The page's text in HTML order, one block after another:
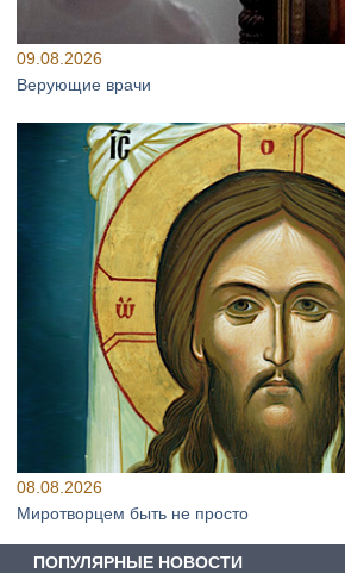
09.08.2026
Верующие врачи
08.08.2026
Миротворцем быть не просто
ПОПУЛЯРНЫЕ НОВОСТИ